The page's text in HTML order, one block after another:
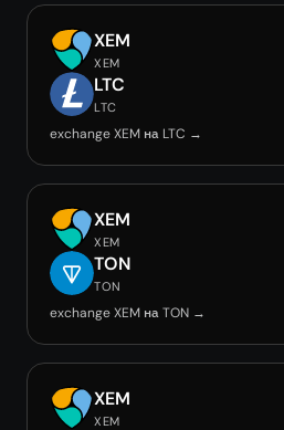
XEM
XEM
LTC
LTC
exchange XEM на LTC →
XEM
XEM
TON
TON
exchange XEM на TON →
XEM
XEM